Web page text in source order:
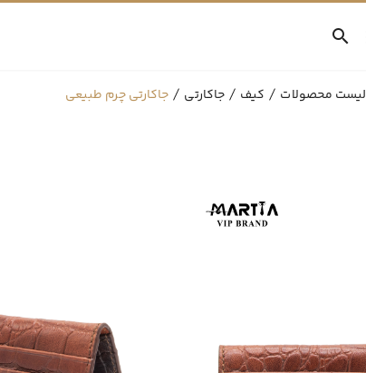
لیست محصولات کیف جاکارتی جاکارتی چرم طبیعی